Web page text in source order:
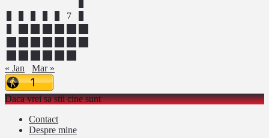
7
« Jan
Mar »
Daca vrei sa stii cine sunt
Contact
Despre mine